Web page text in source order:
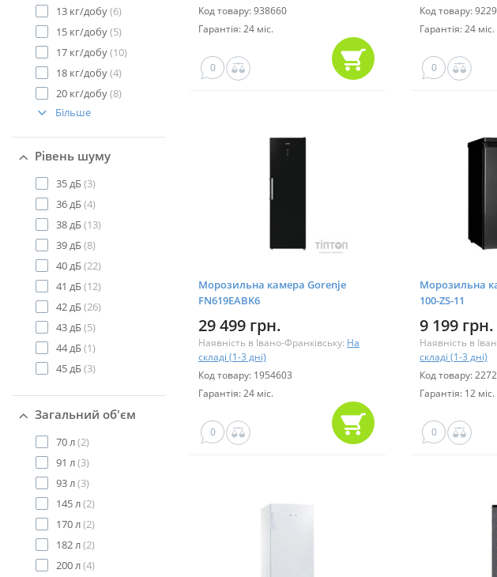
13 кг/добу(6)
15 кг/добу(5)
17 кг/добу(10)
18 кг/добу(4)
20 кг/добу(8)
Більше
Рівень шуму
35 дБ(3)
36 дБ(4)
38 дБ(13)
39 дБ(8)
40 дБ(22)
41 дБ(12)
42 дБ(26)
43 дБ(5)
44 дБ(1)
45 дБ(3)
Загальний об'єм
70 л(2)
91 л(3)
93 л(3)
145 л(2)
170 л(2)
182 л(2)
200 л(4)
Код товару: 938660
Гарантія: 24 міс.
0
Код товару:
Гарантія: 24 міс.
0
Морозильна камера Gorenje
FN619EABK6
29 499 грн.
Наявність в Івано-Франківську: На
складі (1-3 дні)
Код товару: 1954603
Гарантія: 24 міс.
0
Морозильна
100-ZS-11
9 199 грн.
Наявність в
складі (1-3 дні)
Код товару:
Гарантія: 12 міс.
0